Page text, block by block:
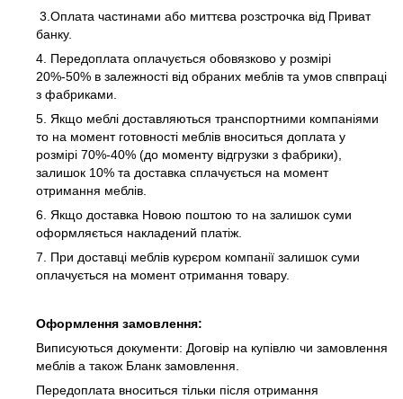
3.Оплата частинами або миттєва розстрочка від Приват
банку.
4. Передоплата оплачується обовязково у розмірі
20%-50% в залежності від обраних меблів та умов спвпраці
з фабриками.
5. Якщо меблі доставляються транспортними компаніями
то на момент готовності меблів вноситься доплата у
розмірі 70%-40% (до моменту відгрузки з фабрики),
залишок 10% та доставка сплачується на момент
отримання меблів.
6. Якщо доставка Новою поштою то на залишок суми
оформляється накладений платіж.
7. При доставці меблів курєром компанії залишок суми
оплачується на момент отримання товару.
Оформлення замовлення:
Виписуються документи: Договір на купівлю чи замовлення
меблів а також Бланк замовлення.
Передоплата вноситься тільки після отримання